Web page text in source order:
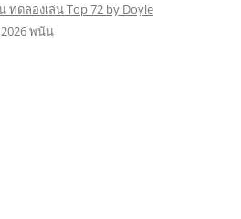
ทดลองเล่น Top 72 by Doyle
พนัน